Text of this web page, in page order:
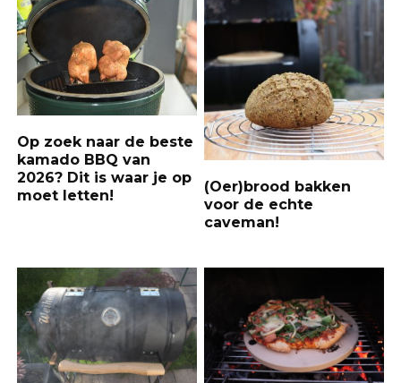
Op zoek naar de beste
kamado BBQ van
2026? Dit is waar je op
moet letten!
(Oer)brood bakken
voor de echte
caveman!